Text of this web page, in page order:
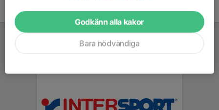
Godkänn alla kakor
Bara nödvändiga